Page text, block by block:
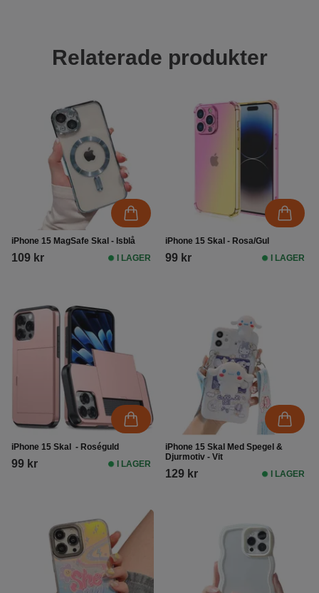
Relaterade produkter
iPhone 15 MagSafe Skal - Isblå
109 kr I LAGER
iPhone 15 Skal - Rosa/Gul
99 kr I LAGER
iPhone 15 Skal - Roséguld
99 kr I LAGER
iPhone 15 Skal Med Spegel &
Djurmotiv - Vit
129 kr I LAGER